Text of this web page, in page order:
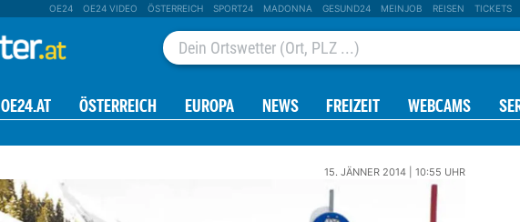
OE24 OE24 VIDEO ÖSTERREICH SPORT24 MADONNA GESUND24 MEINJOB REISEN TICKETS
OE24.AT ÖSTERREICH EUROPA NEWS FREIZEIT WEBCAMS
15. JÄNNER 2014 | 10:55 UHR